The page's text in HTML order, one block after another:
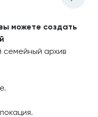
можете создать
семейный архив